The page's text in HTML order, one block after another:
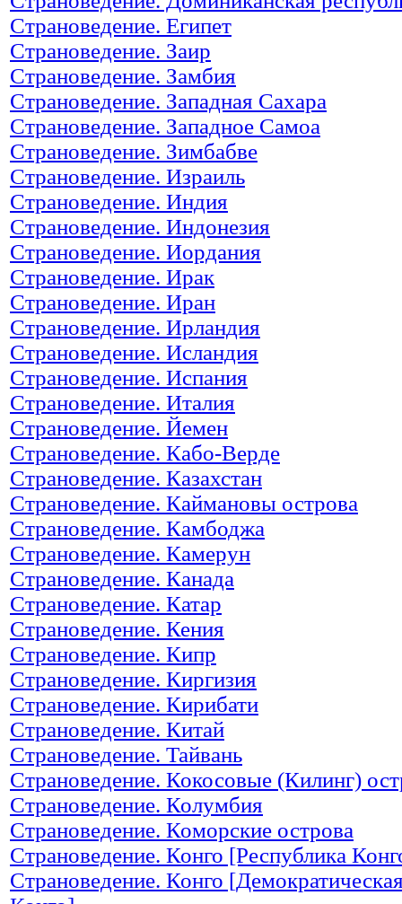
Страноведение. Египет
Страноведение. Заир
Страноведение. Замбия
Страноведение. Западная Сахара
Страноведение. Западное Самоа
Страноведение. Зимбабве
Страноведение. Израиль
Страноведение. Индия
Страноведение. Индонезия
Страноведение. Иордания
Страноведение. Ирак
Страноведение. Иран
Страноведение. Ирландия
Страноведение. Исландия
Страноведение. Испания
Страноведение. Италия
Страноведение. Йемен
Страноведение. Кабо-Верде
Страноведение. Казахстан
Страноведение. Каймановы острова
Страноведение. Камбоджа
Страноведение. Камерун
Страноведение. Канада
Страноведение. Катар
Страноведение. Кения
Страноведение. Кипр
Страноведение. Киргизия
Страноведение. Кирибати
Страноведение. Китай
Страноведение. Тайвань
Страноведение. Кокосовые (Килинг)
Страноведение. Колумбия
Страноведение. Коморские острова
Страноведение. Конго [Республика
Страноведение. Конго